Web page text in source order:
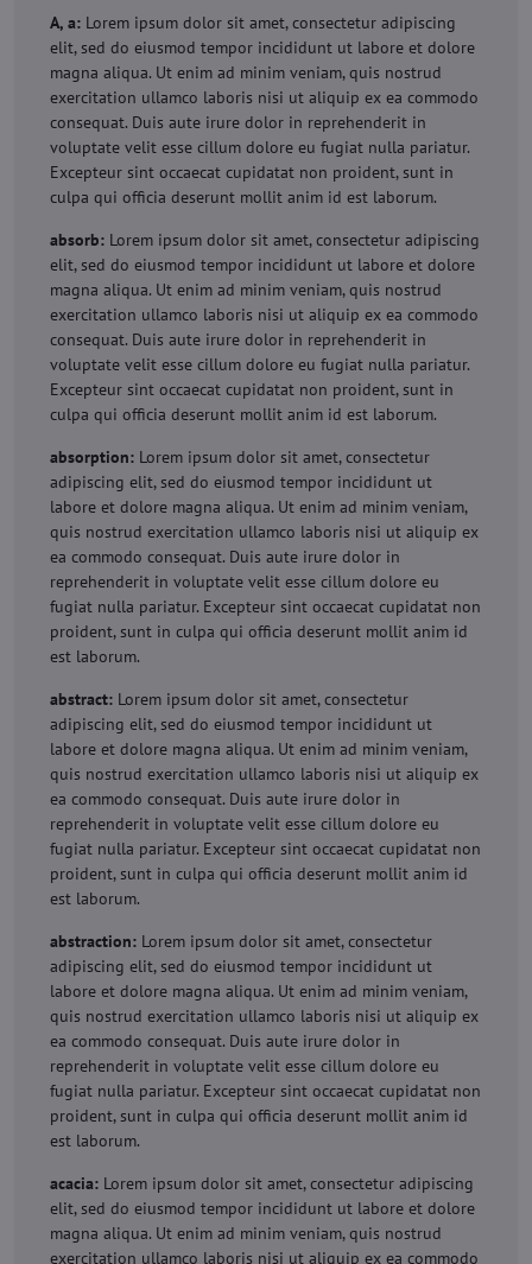
A, a: Lorem ipsum dolor sit amet, consectetur adipiscing
elit, sed do eiusmod tempor incididunt ut labore et dolore
magna aliqua. Ut enim ad minim veniam, quis nostrud
exercitation ullamco laboris nisi ut aliquip ex ea commodo
consequat. Duis aute irure dolor in reprehenderit in
voluptate velit esse cillum dolore eu fugiat nulla pariatur.
Excepteur sint occaecat cupidatat non proident, sunt in
culpa qui officia deserunt mollit anim id est laborum.
absorb: Lorem ipsum dolor sit amet, consectetur adipiscing
elit, sed do eiusmod tempor incididunt ut labore et dolore
magna aliqua. Ut enim ad minim veniam, quis nostrud
exercitation ullamco laboris nisi ut aliquip ex ea commodo
consequat. Duis aute irure dolor in reprehenderit in
voluptate velit esse cillum dolore eu fugiat nulla pariatur.
Excepteur sint occaecat cupidatat non proident, sunt in
culpa qui officia deserunt mollit anim id est laborum.
absorption: Lorem ipsum dolor sit amet, consectetur
adipiscing elit, sed do eiusmod tempor incididunt ut
labore et dolore magna aliqua. Ut enim ad minim veniam,
quis nostrud exercitation ullamco laboris nisi ut aliquip ex
ea commodo consequat. Duis aute irure dolor in
reprehenderit in voluptate velit esse cillum dolore eu
fugiat nulla pariatur. Excepteur sint occaecat cupidatat non
proident, sunt in culpa qui officia deserunt mollit anim id
est laborum.
abstract: Lorem ipsum dolor sit amet, consectetur
adipiscing elit, sed do eiusmod tempor incididunt ut
labore et dolore magna aliqua. Ut enim ad minim veniam,
quis nostrud exercitation ullamco laboris nisi ut aliquip ex
ea commodo consequat. Duis aute irure dolor in
reprehenderit in voluptate velit esse cillum dolore eu
fugiat nulla pariatur. Excepteur sint occaecat cupidatat non
proident, sunt in culpa qui officia deserunt mollit anim id
est laborum.
abstraction: Lorem ipsum dolor sit amet, consectetur
adipiscing elit, sed do eiusmod tempor incididunt ut
labore et dolore magna aliqua. Ut enim ad minim veniam,
quis nostrud exercitation ullamco laboris nisi ut aliquip ex
ea commodo consequat. Duis aute irure dolor in
reprehenderit in voluptate velit esse cillum dolore eu
fugiat nulla pariatur. Excepteur sint occaecat cupidatat non
proident, sunt in culpa qui officia deserunt mollit anim id
est laborum.
acacia: Lorem ipsum dolor sit amet, consectetur adipiscing
elit, sed do eiusmod tempor incididunt ut labore et dolore
magna aliqua. Ut enim ad minim veniam, quis nostrud
exercitation ullamco laboris nisi ut aliquip ex ea commodo